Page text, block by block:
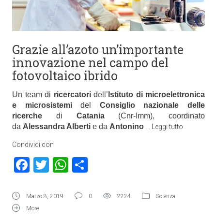
Grazie all’azoto un’importante
innovazione nel campo del
fotovoltaico ibrido
Un team di ricercatori dell’ Istituto di microelettronica
e microsistemidel Consiglio nazionale delle
ricerche di Catania (Cnr-Imm), coordinato
da Alessandra Alberti e da Antonino Leggi tutto
Condividi con
Facebook
TwitterWhatsApp
Marzo 8, 2019 0 2224
Scienza
More